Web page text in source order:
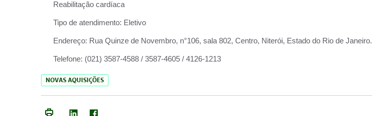
Reabilitação cardíaca
Tipo de atendimento: Eletivo
Endereço: Rua Quinze de Novembro, n°106, sala 802, Centro, Niterói, Estado do Rio de Janeiro.
Telefone: (021) 3587-4588 / 3587-4605 / 4126-1213
NOVAS AQUISIÇÕES